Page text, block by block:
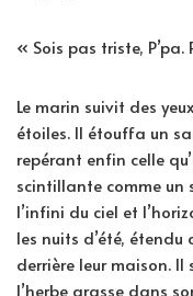
« Sois pas triste,
Le marin suivit des
étoiles. Il étouffa un
repérant enfin celle
scintillante comme un
l’infini du ciel et
les nuits d’été,
derrière leur maison.
l’herbe grasse dans